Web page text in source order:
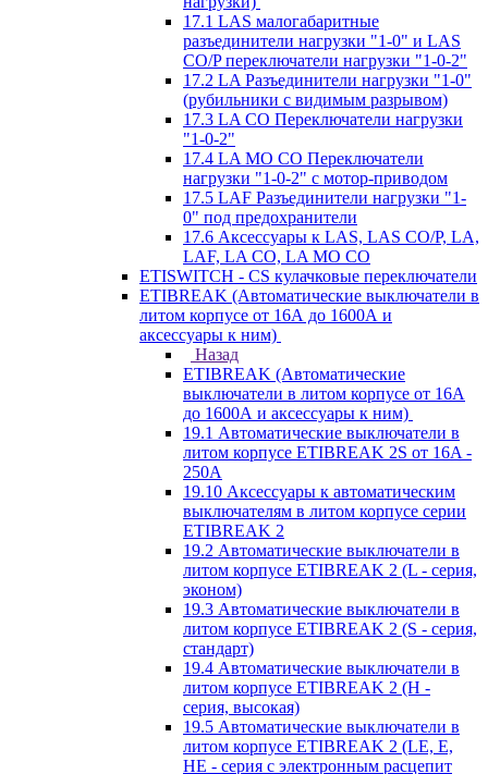
17.1 LAS малогабаритные
разъединители нагрузки "1-0" и LAS
CO/P переключатели нагрузки "1-0-2"
17.2 LA Разъединители нагрузки "1-0"
(рубильники с видимым разрывом)
17.3 LA CO Переключатели нагрузки
"1-0-2"
17.4 LA MO CO Переключатели
нагрузки "1-0-2" с мотор-приводом
17.5 LAF Разъединители нагрузки "1-
0" под предохранители
17.6 Аксессуары к LAS, LAS CO/P, LA,
LAF, LA CO, LA MO CO
ETISWITCH - CS кулачковые переключатели
ETIBREAK (Автоматические выключатели в
литом корпусе от 16А до 1600А и
аксессуары к ним)
Назад
ETIBREAK (Автоматические
выключатели в литом корпусе от 16А
до 1600А и аксессуары к ним)
19.1 Автоматические выключатели в
литом корпусе ETIBREAK 2S от 16A -
250A
19.10 Аксессуары к автоматическим
выключателям в литом корпусе серии
ETIBREAK 2
19.2 Автоматические выключатели в
литом корпусе ETIBREAK 2 (L - серия,
эконом)
19.3 Автоматические выключатели в
литом корпусе ETIBREAK 2 (S - серия,
стандарт)
19.4 Автоматические выключатели в
литом корпусе ETIBREAK 2 (H -
серия, высокая)
19.5 Автоматические выключатели в
литом корпусе ETIBREAK 2 (LE, E,
HE - серия с электронным расцепит